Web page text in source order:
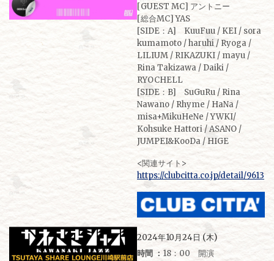
[GUEST MC] アントニー
[総合MC] YAS
[SIDE：A] KuuFuu / KEI / sora
kumamoto / haruhi / Ryoga /
LILIUM / RIKAZUKI / mayu /
Rina Takizawa / Daiki /
RYOCHELL
[SIDE：B] SuGuRu / Rina
Nawano / Rhyme / HaNa /
misa+MikuHeNe / YWKI/
Kohsuke Hattori / ASANO /
JUMPEI&KooDa / HIGE
<関連サイト>
https://clubcitta.co.jp/detail/9613
2024年10月24日 (木)
時間 ： 18：00 開演